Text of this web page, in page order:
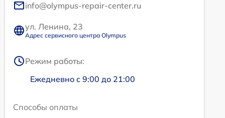
info@olympus-repair-center.ru
ул. Ленина, 23
Адрес сервисного центра Olympus
Режим работы:
Ежедневно с 9:00 до 21:00
Способы оплаты